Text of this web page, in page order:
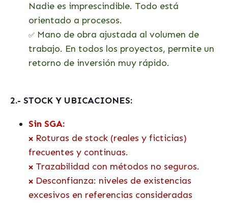
Nadie es imprescindible. Todo está
orientado a procesos.
✅ Mano de obra ajustada al volumen de
trabajo. En todos los proyectos, permite un
retorno de inversión muy rápido.
2.- STOCK Y UBICACIONES:
Sin SGA:
❌ Roturas de stock (reales y ficticias)
frecuentes y continuas.
❌ Trazabilidad con métodos no seguros.
❌ Desconfianza: niveles de existencias
excesivos en referencias consideradas